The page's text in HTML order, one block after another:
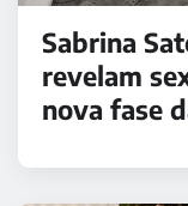
Sabrina
revelam
nova fase